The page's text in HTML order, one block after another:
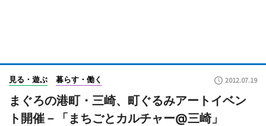
見る・遊ぶ 暮らす・働く 2012.07.19
まぐろの港町・三崎、町ぐるみアートイベン
ト開催－「まちごとカルチャー@三崎」